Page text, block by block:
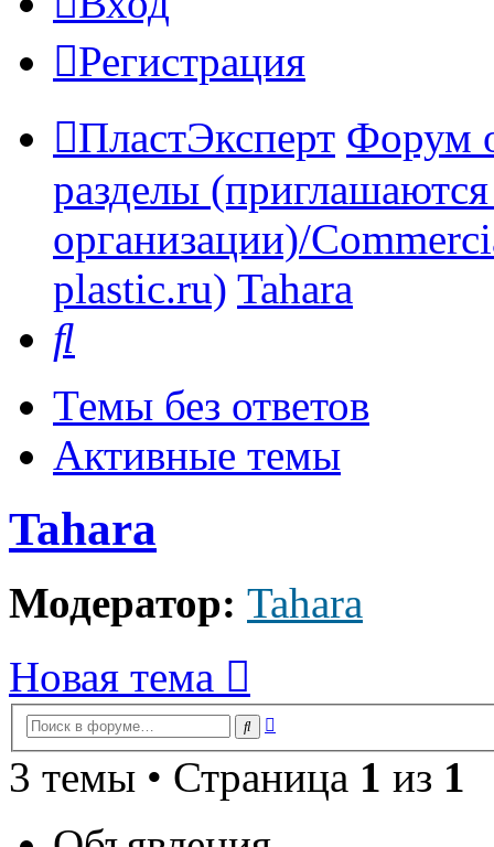
Регистрация
ПластЭксперт Форум
разделы
организации)/
plastic.ru) Tahara
Темы без ответов
Активные темы
Tahara
Модератор: Tahara
Новая тема
Поиск
3 темы • Страница 1 из 1